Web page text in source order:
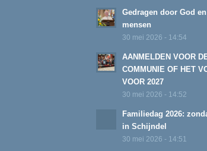
Gedragen door God
mensen
30 mei 2026 - 14:54
AANMELDEN VOOR
COMMUNIE OF HET
VOOR 2027
30 mei 2026 - 14:52
Familiedag 2026:
in Schijndel
30 mei 2026 - 14:51